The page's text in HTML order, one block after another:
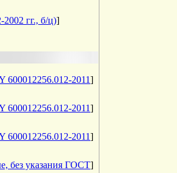
гг., б/ц)]
600012256.012-2011]
600012256.012-2011]
600012256.012-2011]
без указания ГОСТ]